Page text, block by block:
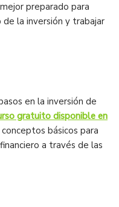
preparado para
la inversión y trabajar
en la inversión de
gratuito disponible en
básicos para
a través de las